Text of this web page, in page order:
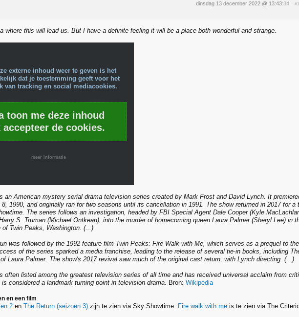
dinsdag 13 december 2022 @ 13:43:34 #1
where this will lead us. But I have a definite feeling it will be a place both wonderful and strange.
externe inhoud weer te geven is het
dat je toestemming geeft voor het
van tracking en social mediacookies.
toon me deze inhoud
accepteer de cookies.
meer informatie
an American mystery serial drama television series created by Mark Frost and David Lynch. It
1990, and originally ran for two seasons until its cancellation in 1991. The show returned in 2017 for a
The series follows an investigation, headed by FBI Special Agent Dale Cooper (Kyle
S. Truman (Michael Ontkean), into the murder of homecoming queen Laura Palmer (Sheryl Lee) in
of Twin Peaks, Washington. (...)
was followed by the 1992 feature film Twin Peaks: Fire Walk with Me, which serves as a prequel to
of the series sparked a media franchise, leading to the release of several tie-in books, including
Laura Palmer. The show's 2017 revival saw much of the original cast return, with Lynch directing. (...)
often listed among the greatest television series of all time and has received universal acclaim from
considered a landmark turning point in television drama. Bron: Wikipedia
en een film
2 en The Return (seizoen 3) zijn te zien via Sky Showtime. Fire walk with me is te zien via The